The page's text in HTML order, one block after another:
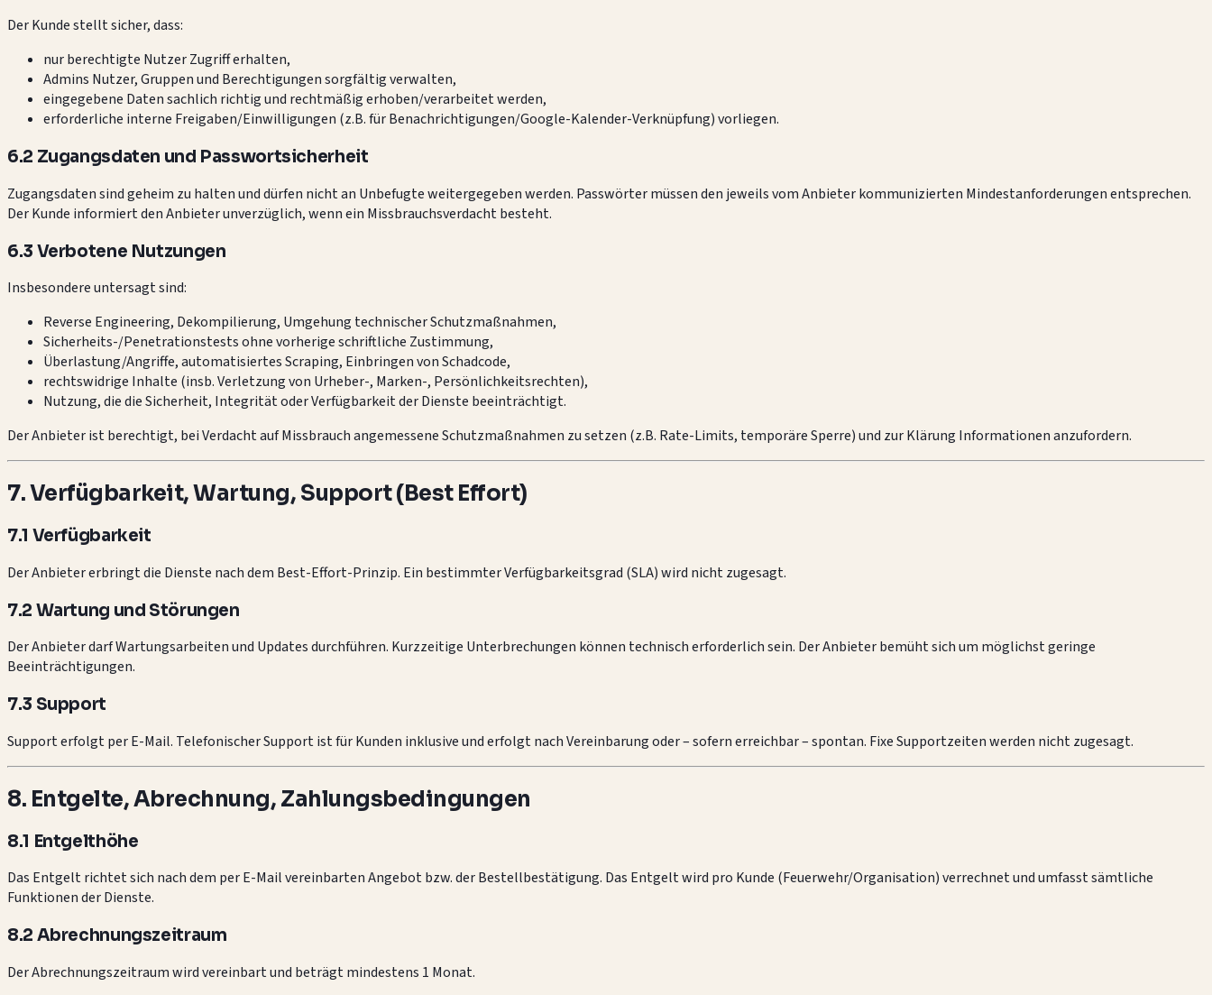
Der Kunde stellt sicher, dass:
nur berechtigte Nutzer Zugriff erhalten,
Admins Nutzer, Gruppen und Berechtigungen sorgfältig verwalten,
eingegebene Daten sachlich richtig und rechtmäßig erhoben/verarbeitet werden,
erforderliche interne Freigaben/Einwilligungen (z.B. für Benachrichtigungen/Google-Kalender-Verknüpfung) vorliegen.
6.2 Zugangsdaten und Passwortsicherheit
Zugangsdaten sind geheim zu halten und dürfen nicht an Unbefugte weitergegeben werden. Passwörter müssen den jeweils vom Anbieter kommunizierten Mindestanforderungen entsprechen.
Der Kunde informiert den Anbieter unverzüglich, wenn ein Missbrauchsverdacht besteht.
6.3 Verbotene Nutzungen
Insbesondere untersagt sind:
Reverse Engineering, Dekompilierung, Umgehung technischer Schutzmaßnahmen,
Sicherheits-/Penetrationstests ohne vorherige schriftliche Zustimmung,
Überlastung/Angriffe, automatisiertes Scraping, Einbringen von Schadcode,
rechtswidrige Inhalte (insb. Verletzung von Urheber-, Marken-, Persönlichkeitsrechten),
Nutzung, die die Sicherheit, Integrität oder Verfügbarkeit der Dienste beeinträchtigt.
Der Anbieter ist berechtigt, bei Verdacht auf Missbrauch angemessene Schutzmaßnahmen zu setzen (z.B. Rate-Limits, temporäre Sperre) und zur Klärung Informationen anzufordern.
7. Verfügbarkeit, Wartung, Support (Best Effort)
7.1 Verfügbarkeit
Der Anbieter erbringt die Dienste nach dem Best-Effort-Prinzip. Ein bestimmter Verfügbarkeitsgrad (SLA) wird nicht zugesagt.
7.2 Wartung und Störungen
Der Anbieter darf Wartungsarbeiten und Updates durchführen. Kurzzeitige Unterbrechungen können technisch erforderlich sein. Der Anbieter bemüht sich um möglichst geringe
Beeinträchtigungen.
7.3 Support
Support erfolgt per E-Mail. Telefonischer Support ist für Kunden inklusive und erfolgt nach Vereinbarung oder – sofern erreichbar – spontan. Fixe Supportzeiten werden nicht zugesagt.
8. Entgelte, Abrechnung, Zahlungsbedingungen
8.1 Entgelthöhe
Das Entgelt richtet sich nach dem per E-Mail vereinbarten Angebot bzw. der Bestellbestätigung. Das Entgelt wird pro Kunde (Feuerwehr/Organisation) verrechnet und umfasst sämtliche
Funktionen der Dienste.
8.2 Abrechnungszeitraum
Der Abrechnungszeitraum wird vereinbart und beträgt mindestens 1 Monat.